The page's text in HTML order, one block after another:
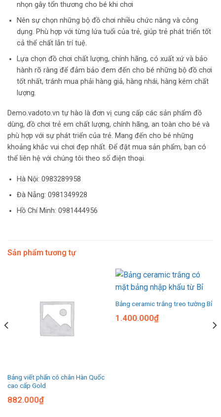
nhọn gây tổn thương cho bé khi chơi
Nên sự chọn những bộ đồ chơi nhiều chức năng và công
dụng. Phù hợp với từng lứa tuổi của trẻ, giúp trẻ phát triển tốt
cả thể chất lẫn trí tuệ.
Lựa chọn đồ chơi chất lượng, chính hãng, có xuất xứ và bảo
hành rõ ràng để đảm bảo đem đến cho bé những bộ đồ chơi
tốt nhất, tránh mua phải hàng giả, hàng nhái, hàng kém chất
lượng.
Demo.vadoto.vn tự hào là đơn vị cung cấp các sản phẩm đồ
dùng, đồ chơi trẻ em chất lượng, chính hãng, an toàn cho bé và
phù hợp với sự phát triển của trẻ. Mang đến cho bé những
khoảng khắc vui chơi đẹp nhất. Để đặt mua sản phẩm, bạn có
thể liên hệ với chúng tôi theo số điện thoại.
Hà Nội: 0983289958
Đà Nẵng: 0981349928
Hồ Chí Minh: 0981444956
Sản phẩm tương tự
Bảng viết phấn có chân Hàn Quốc
cao cấp Gold
882.000₫
Bảng ceramic trắng treo tường Bỉ
1.400.000₫